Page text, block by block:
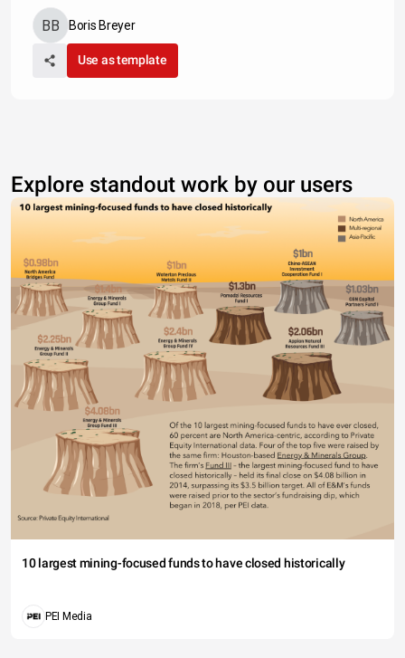
Boris Breyer
Use as template
Explore standout work by our users
10 largest mining-focused funds to have closed historically
PEI Media